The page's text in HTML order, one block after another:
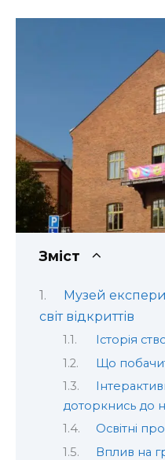
Зміст
Музей
світ відкриттів
Історія
Що
доторкнись до
Освітні
Вплив на